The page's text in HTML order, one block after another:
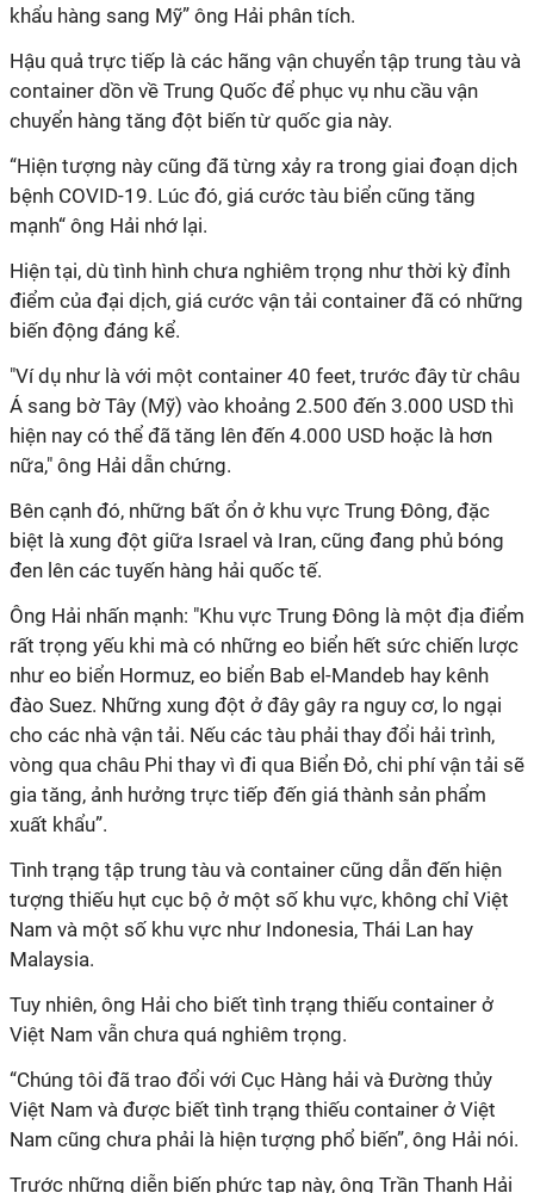
khẩu hàng sang Mỹ” ông Hải phân tích.
Hậu quả trực tiếp là các hãng vận chuyển tập trung tàu và
container dồn về Trung Quốc để phục vụ nhu cầu vận
chuyển hàng tăng đột biến từ quốc gia này.
“Hiện tượng này cũng đã từng xảy ra trong giai đoạn dịch
bệnh COVID-19. Lúc đó, giá cước tàu biển cũng tăng
mạnh“ ông Hải nhớ lại.
Hiện tại, dù tình hình chưa nghiêm trọng như thời kỳ đỉnh
điểm của đại dịch, giá cước vận tải container đã có những
biến động đáng kể.
"Ví dụ như là với một container 40 feet, trước đây từ châu
Á sang bờ Tây (Mỹ) vào khoảng 2.500 đến 3.000 USD thì
hiện nay có thể đã tăng lên đến 4.000 USD hoặc là hơn
nữa," ông Hải dẫn chứng.
Bên cạnh đó, những bất ổn ở khu vực Trung Đông, đặc
biệt là xung đột giữa Israel và Iran, cũng đang phủ bóng
đen lên các tuyến hàng hải quốc tế.
Ông Hải nhấn mạnh: "Khu vực Trung Đông là một địa điểm
rất trọng yếu khi mà có những eo biển hết sức chiến lược
như eo biển Hormuz, eo biển Bab el-Mandeb hay kênh
đào Suez. Những xung đột ở đây gây ra nguy cơ, lo ngại
cho các nhà vận tải. Nếu các tàu phải thay đổi hải trình,
vòng qua châu Phi thay vì đi qua Biển Đỏ, chi phí vận tải sẽ
gia tăng, ảnh hưởng trực tiếp đến giá thành sản phẩm
xuất khẩu”.
Tình trạng tập trung tàu và container cũng dẫn đến hiện
tượng thiếu hụt cục bộ ở một số khu vực, không chỉ Việt
Nam và một số khu vực như Indonesia, Thái Lan hay
Malaysia.
Tuy nhiên, ông Hải cho biết tình trạng thiếu container ở
Việt Nam vẫn chưa quá nghiêm trọng.
“Chúng tôi đã trao đổi với Cục Hàng hải và Đường thủy
Việt Nam và được biết tình trạng thiếu container ở Việt
Nam cũng chưa phải là hiện tượng phổ biến”, ông Hải nói.
Trước những diễn biến phức tạp này, ông Trần Thanh Hải